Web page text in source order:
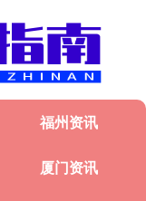
福州资讯
厦门资讯